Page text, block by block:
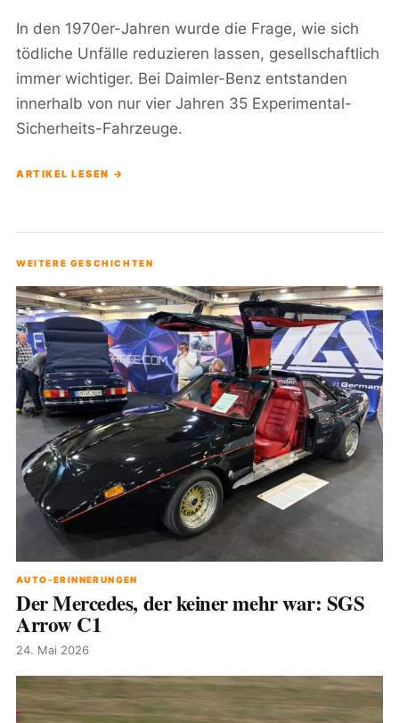
In den 1970er-Jahren wurde die Frage, wie sich
tödliche Unfälle reduzieren lassen, gesellschaftlich
immer wichtiger. Bei Daimler-Benz entstanden
innerhalb von nur vier Jahren 35 Experimental-
Sicherheits-Fahrzeuge.
ARTIKEL LESEN →
WEITERE GESCHICHTEN
AUTO-ERINNERUNGEN
Der Mercedes, der keiner mehr war: SGS
Arrow C1
24. Mai 2026